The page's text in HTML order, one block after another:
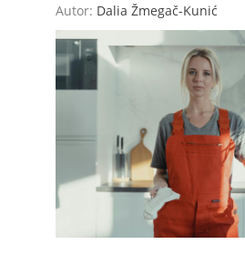
Autor: Dalia Žmegač-Kunić